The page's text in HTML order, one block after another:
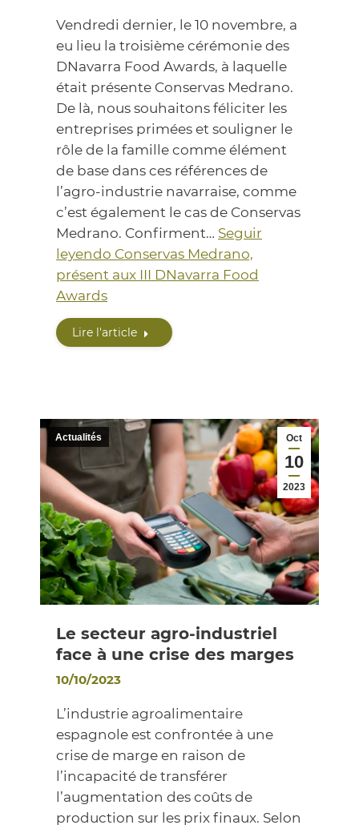
Vendredi dernier, le 10 novembre, a
eu lieu la troisième cérémonie des
DNavarra Food Awards, à laquelle
était présente Conservas Medrano.
De là, nous souhaitons féliciter les
entreprises primées et souligner le
rôle de la famille comme élément
de base dans ces références de
l’agro-industrie navarraise, comme
c’est également le cas de Conservas
Medrano. Confirment… Seguir
leyendo Conservas Medrano,
présent aux III DNavarra Food
Awards
Lire l'article
Oct
10
2023
Actualités
Le secteur agro-industriel
face à une crise des marges
10/10/2023
L’industrie agroalimentaire
espagnole est confrontée à une
crise de marge en raison de
l’incapacité de transférer
l’augmentation des coûts de
production sur les prix finaux. Selon